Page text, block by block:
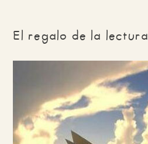
El regalo de la lectura